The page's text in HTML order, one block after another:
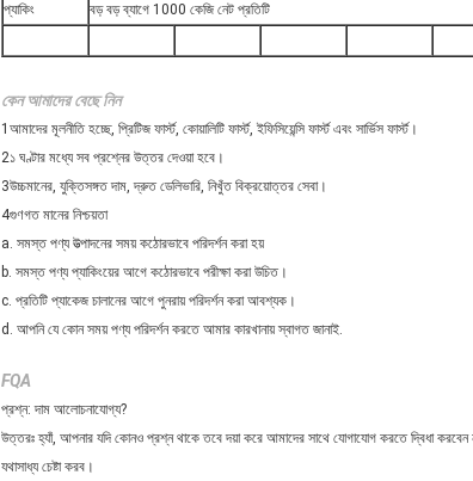
প্যাকিং
বড় বড় ব্যাগে 1000 কেজি নেট প্রতিটি
কেন আমাদের বেছে নিন
1আমাদের মূলনীতি হচ্ছে, প্রিটিজ ফার্স্ট, কোয়ালিটি ফার্স্ট, ইফিসিয়েন্সি ফার্স্ট এবং সার্ভিস ফার্স্ট।
2১ ঘণ্টার মধ্যে সব প্রশ্নের উত্তর দেওয়া হবে।
3উচ্চমানের, যুক্তিসঙ্গত দাম, দ্রুত ডেলিভারি, নিখুঁত বিক্রয়োত্তর সেবা।
4গুণগত মানের নিশ্চয়তা
a. সমস্ত পণ্য উত্পাদনের সময় কঠোরভাবে পরিদর্শন করা হয়
b. সমস্ত পণ্য প্যাকিংয়ের আগে কঠোরভাবে পরীক্ষা করা উচিত।
c. প্রতিটি প্যাকেজ চালানের আগে পুনরায় পরিদর্শন করা আবশ্যক।
d. আপনি যে কোন সময় পণ্য পরিদর্শন করতে আমার কারখানায় স্বাগত জানাই.
FQA
প্রশ্ন: দাম আলোচনাযোগ্য?
উত্তরঃ হ্যাঁ, আপনার যদি কোনও প্রশ্ন থাকে তবে দয়া করে আমাদের সাথে যোগাযোগ করতে দ্বিধা করবেন
যথাসাধ্য চেষ্টা করব।